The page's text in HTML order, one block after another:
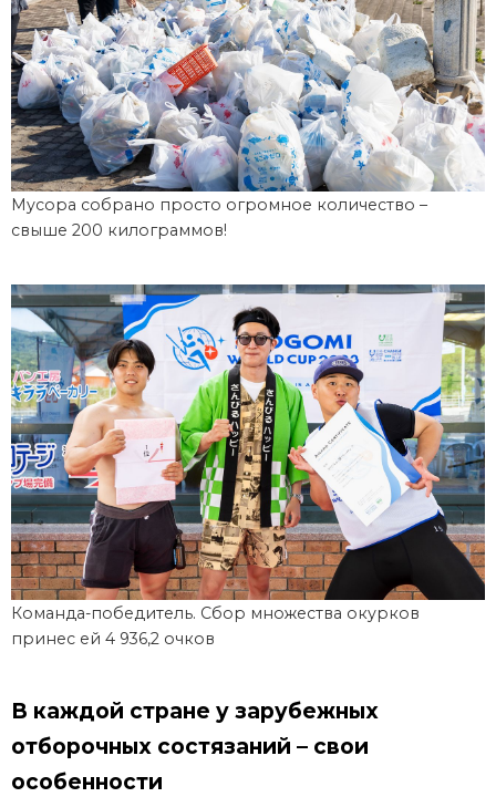
Мусора собрано просто огромное количество –
свыше 200 килограммов!
Команда-победитель. Сбор множества окурков
принес ей 4 936,2 очков
В каждой стране у зарубежных
отборочных состязаний – свои
особенности